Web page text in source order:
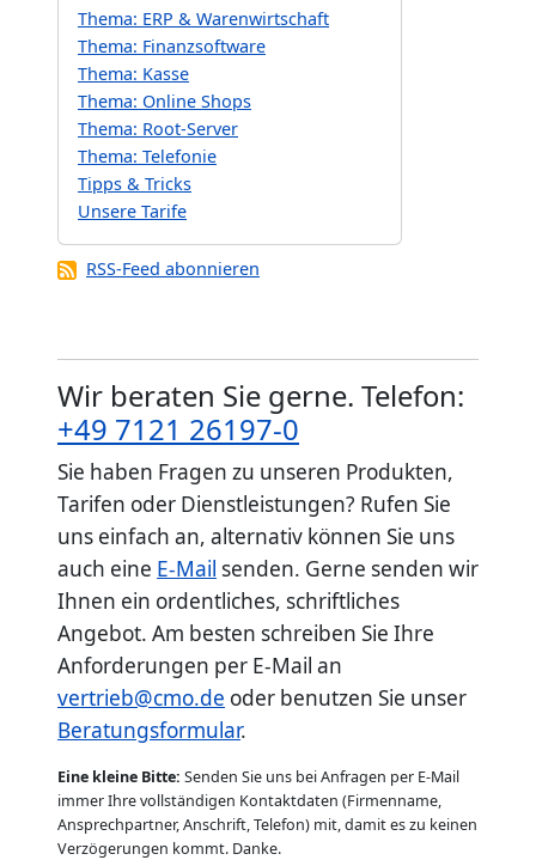
Thema: ERP & Warenwirtschaft
Thema: Finanzsoftware
Thema: Kasse
Thema: Online Shops
Thema: Root-Server
Thema: Telefonie
Tipps & Tricks
Unsere Tarife
RSS-Feed abonnieren
Wir beraten Sie gerne. Telefon:
+49 7121 26197-0
Sie haben Fragen zu unseren Produkten,
Tarifen oder Dienstleistungen? Rufen Sie
uns einfach an, alternativ können Sie uns
auch eine E-Mail senden. Gerne senden wir
Ihnen ein ordentliches, schriftliches
Angebot. Am besten schreiben Sie Ihre
Anforderungen per E-Mail an
vertrieb@cmo.de oder benutzen Sie unser
Beratungsformular.
Eine kleine Bitte: Senden Sie uns bei Anfragen per E-Mail
immer Ihre vollständigen Kontaktdaten (Firmenname,
Ansprechpartner, Anschrift, Telefon) mit, damit es zu keinen
Verzögerungen kommt. Danke.